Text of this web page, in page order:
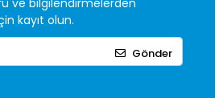
ve bilgilendirmelerden
kayıt olun.
Gönder